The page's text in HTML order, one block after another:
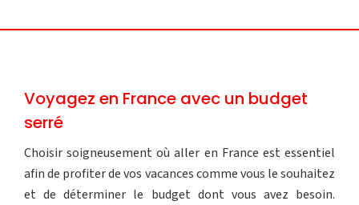
Voyagez en France avec un budget
serré
Choisir soigneusement où aller en France est essentiel
afin de profiter de vos vacances comme vous le souhaitez
et de déterminer le budget dont vous avez besoin.